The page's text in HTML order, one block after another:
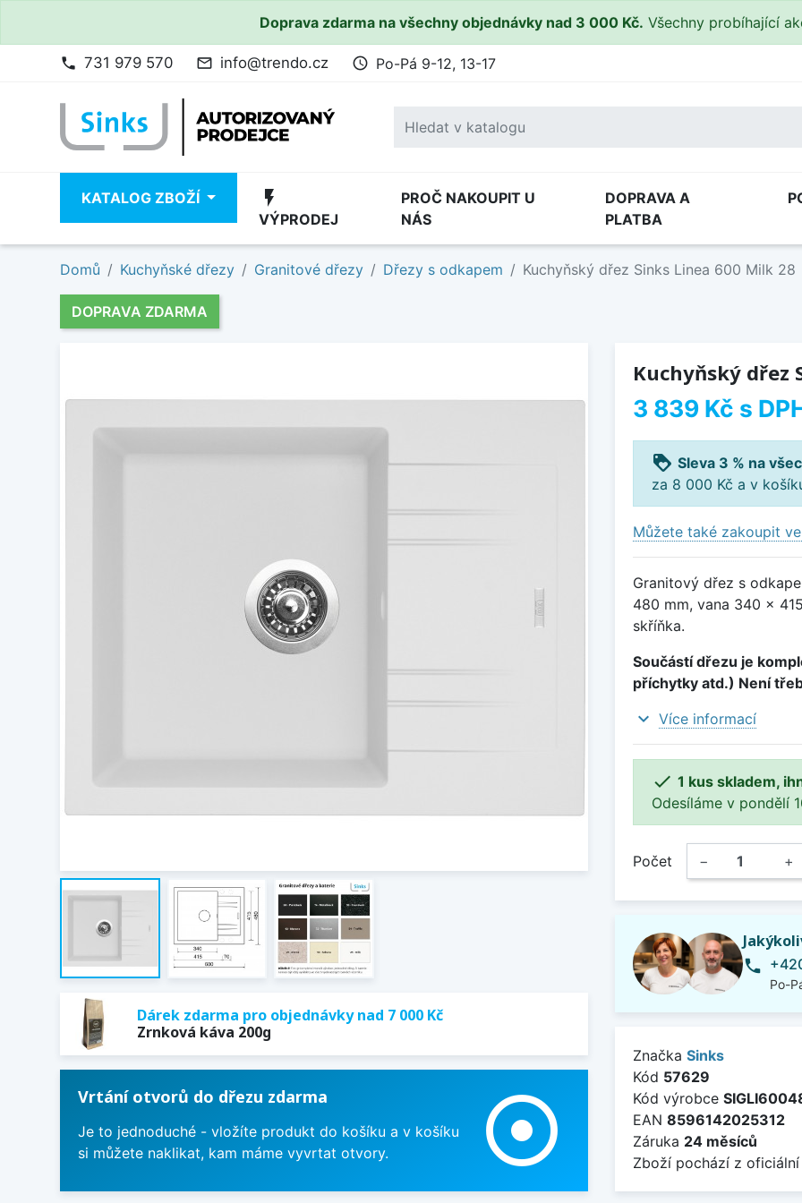
Doprava zdarma na všechny objednávky nad 3 000 Kč. Všechny probíhající
phone 731 979 570 mail_outline info@trendo.cz access_time Po-Pá 9-12, 13-17
KATALOG ZBOŽÍ flash_on
VÝPRODEJ
PROČ NAKOUPIT U
NÁS
DOPRAVA A
PLATBA
Domů Kuchyňské dřezy Granitové dřezy Dřezy s odkapem Kuchyňský dřez Sinks Linea 600 Milk 28
DOPRAVA ZDARMA
Dárek zdarma pro objednávky nad 7 000 Kč
Zrnková káva 200g
Vrtání otvorů do dřezu zdarma
Je to jednoduché - vložíte produkt do košíku a v košíku
si můžete naklikat, kam máme vyvrtat otvory.
adjust
Kuchyňský dřez
3 839 Kč s
loyalty Sleva 3 % na
za 8 000 Kč a v
Můžete také zakoupit
Granitový dřez s
480 mm, vana 340 x
skříňka.
Součástí dřezu je
příchytky atd.) Není
expand_more Více informací
 1 kus skladem,
Odesíláme v pondělí
Počet − +
phone
Po-
Značka Sinks
Kód 57629
Kód výrobce
EAN 8596142025312
Záruka 24 měsíců
Zboží pochází z